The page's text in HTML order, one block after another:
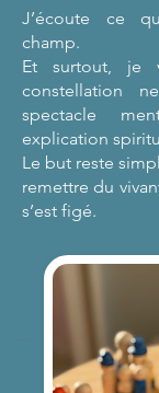
J’écoute ce
champ.
Et surtout, je
constellation
spectacle
explication
Le but reste
remettre du
s’est figé.